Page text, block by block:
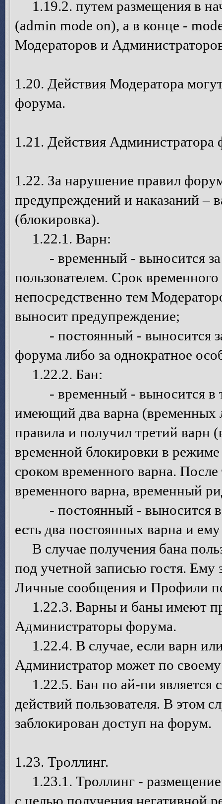
1.19.2. путем размещения в
(admin mode on), а в конце -
Модераторов и
1.20. Действия Модератора
форума.
1.21. Действия
1.22. За нарушение правил
предупреждений и наказаний –
(блокировка).
1.22.1. Варн:
- временный - выносится за
пользователем. Срок временного
непосредственно тем
выносит предупреждение;
- постоянный - выносится за
форума либо за однократное
1.22.2. Бан:
- временный - выносится в
имеющий два варна (временных
правила и получил третий
временной блокировки в
сроком временного варна. После
временного варна, временный
- постоянный - выносится в
есть два постоянных варна и
В случае получения бана
под учетной записью гостя. Ему
Личные сообщения и Профили
1.22.3. Варны и баны имеют
Администраторы форума.
1.22.4. В случае, если варн
Администратор может по
1.22.5. Бан по ай-пи является
действий пользователя. В этом
заблокирован доступ на форум.
1.23. Троллинг.
1.23.1. Троллинг -
с целью получения негативной